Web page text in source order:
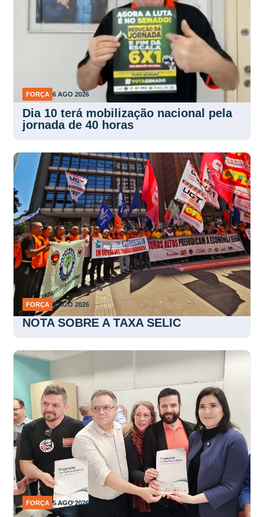
FORÇA 6 AGO 2026
Dia 10 terá mobilização nacional pela
jornada de 40 horas
FORÇA 5 AGO 2026
NOTA SOBRE A TAXA SELIC
FORÇA 5 AGO 2026